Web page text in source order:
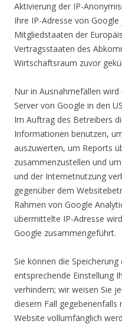
Aktivierung der IP-
Ihre IP-Adresse von
Mitgliedstaaten der
Vertragsstaaten des
Wirtschaftsraum zuvor
Nur in Ausnahmefällen
Server von Google in den
Im Auftrag des Betreibers
Informationen benutzen,
auszuwerten, um Reports
zusammenzustellen und
und der Internetnutzung
gegenüber dem
Rahmen von Google
übermittelte IP-Adresse
Google zusammengeführt.
Sie können die
entsprechende Einstellung
verhindern; wir weisen Sie
diesem Fall
Website vollumfänglich